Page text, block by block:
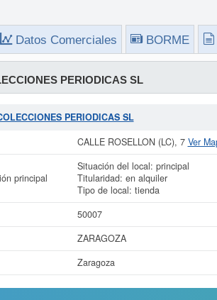
Datos Comerciales BORME
PERIODICAS SL
PERIODICAS SL
CALLE ROSELLON (LC), 7 Ver
principal
Situación del local: principal
Titularidad: en alquiler
Tipo de local: tienda
50007
ZARAGOZA
Zaragoza